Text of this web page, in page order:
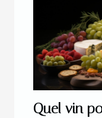
Quel vin